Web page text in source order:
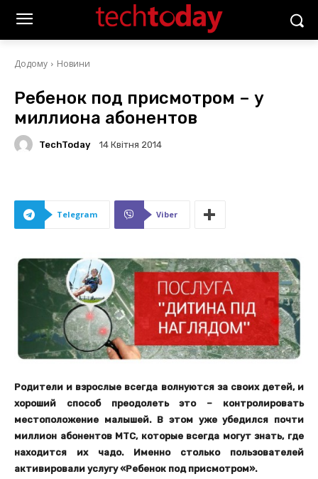
Додому Новини
Ребенок под присмотром – у
миллиона абонентов
TechToday 14 Квітня 2014
Telegram Viber
Родители и взрослые всегда волнуются за своих детей, и
хороший способ преодолеть это – контролировать
местоположение малышей. В этом уже убедился почти
миллион абонентов МТС, которые всегда могут знать, где
находится их чадо. Именно столько пользователей
активировали услугу «Ребенок под присмотром».